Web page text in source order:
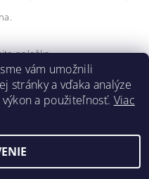
položke.
, všetky práva vyhradené
vám umožnili
stránky a vďaka analýze
a použiteľnosť. Viac